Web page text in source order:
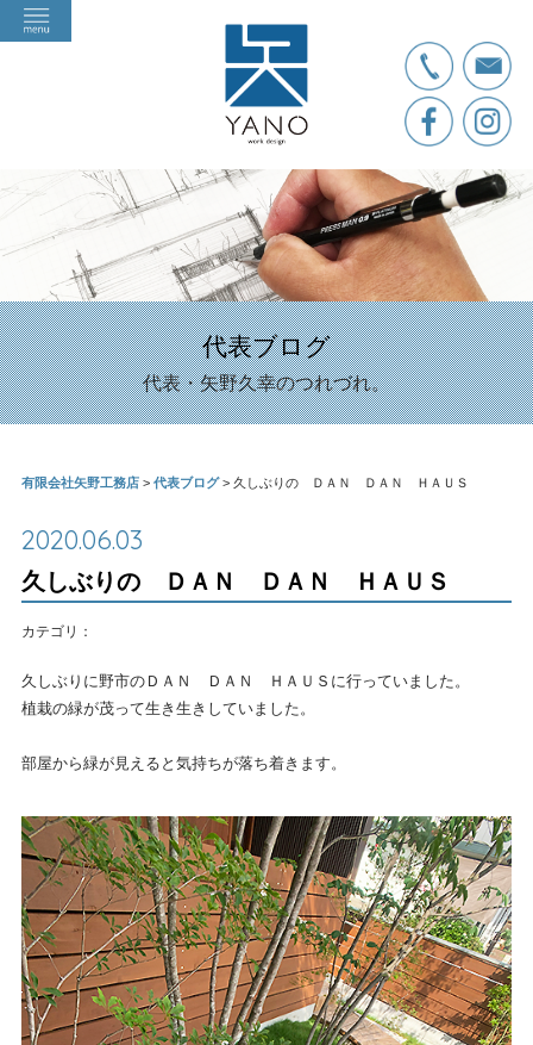
代表ブログ
代表・矢野久幸のつれづれ。
有限会社矢野工務店> 代表ブログ> 久しぶりの ＤＡＮ ＤＡＮ ＨＡＵＳ
2020.06.03
久しぶりの ＤＡＮ ＤＡＮ ＨＡＵＳ
カテゴリ：
久しぶりに野市のＤＡＮ ＤＡＮ ＨＡＵＳに行っていました。
植栽の緑が茂って生き生きしていました。
部屋から緑が見えると気持ちが落ち着きます。